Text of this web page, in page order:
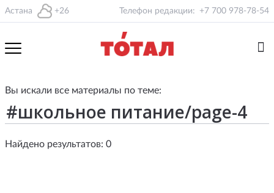
Астана +26 Телефон редакции: +7 700 978-78-54
Вы искали все материалы по теме:
Найдено результатов: 0